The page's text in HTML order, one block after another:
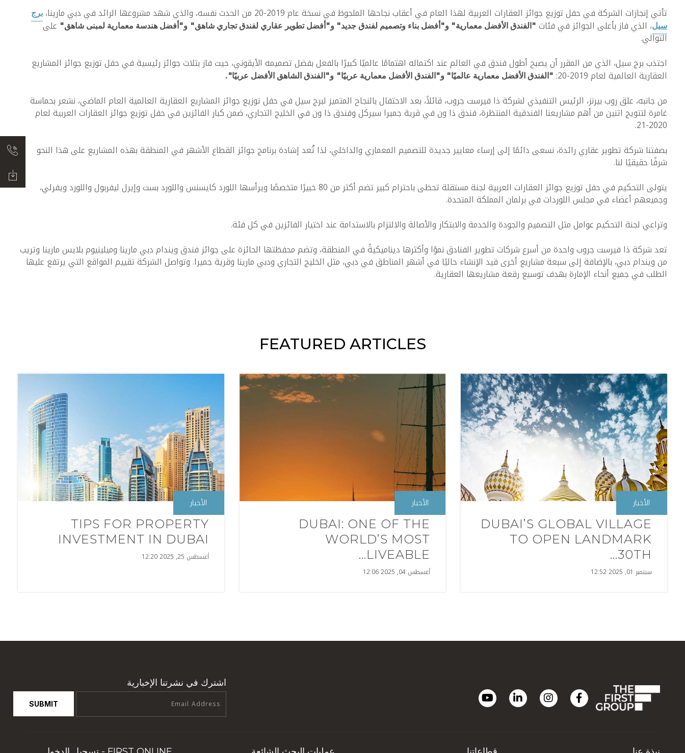
تأتي إنجازات الشركة في حفل توزيع جوائز العقارات العربية لهذا العام في أعقاب نجاحها الملحوظ في نسخة عام 2019-20 من الحدث نفسه، والذي شهد مشروعها الرائد في دبي مارينا،
برج
سيل، الذي فاز بأعلى الجوائز في فئات "الفندق الأفضل معمارية" و"أفضل بناء وتصميم لفندق جديد" و"أفضل تطوير عقاري لفندق تجاري شاهق" و"أفضل هندسة معمارية لمبنى شاهق" على
التوالي.
اجتذب برج سيل، الذي من المقرر أن يصبح أطول فندق في العالم عند اكتماله اهتمامًا عالميًا كبيرًا بالفعل بفضل تصميمه الأيقوني، حيث فاز بثلاث جوائز رئيسية في حفل توزيع جوائز المشاريع
العقارية العالمية لعام 2019-20:
"الفندق الأفضل معمارية عالميًا" و"الفندق الأفضل معمارية عربيًا" و"الفندق الشاهق الأفضل عربيًا".
من جانبه، علق روب بيرنز، الرئيس التنفيذي لشركة ذا فيرست جروب، قائلاً، بعد الاحتفال بالنجاح المتميز لبرج سيل في حفل توزيع جوائز المشاريع العقارية العالمية العام الماضي، نشعر بحماسة
غامرة لتتويج اثنين من أهم مشاريعنا الفندقية المنتظرة، فندق ذا ون في قرية جميرا سيركل وفندق ذا ون في الخليج التجاري، ضمن كبار الفائزين في حفل توزيع جوائز العقارات العربية لعام
2020-21.
بصفتنا شركة تطوير عقاري رائدة، نسعى دائمًا إلى إرساء معايير جديدة للتصميم المعماري والداخلي، لذا تُعد إشادة برنامج جوائز القطاع الأشهر في المنطقة بهذه المشاريع على هذا النحو
شرفًا حقيقيًا لنا.
يتولى التحكيم في حفل توزيع جوائز العقارات العربية لجنة مستقلة تحظى باحترام كبير تضم أكثر من 80 خبيرًا متخصصًا ويرأسها اللورد كايسنس واللورد بست وإيرل ليفربول واللورد ويفرلي،
وجميعهم أعضاء في مجلس اللوردات في برلمان المملكة المتحدة.
وتراعي لجنة التحكيم عوامل مثل التصميم والجودة والخدمة والابتكار والأصالة والالتزام بالاستدامة عند اختيار الفائزين في كل فئة.
تعد شركة ذا فيرست جروب واحدة من أسرع شركات تطوير الفنادق نموًا وأكثرها ديناميكيةً في المنطقة، وتضم محفظتها الحائزة على جوائز فندق ويندام دبي مارينا وميلينيوم بلايس مارينا وتريب
من ويندام دبي، بالإضافة إلى سبعة مشاريع أخرى قيد الإنشاء حاليًا في أشهر المناطق في دبي، مثل الخليج التجاري ودبي مارينا وقرية جميرا. وتواصل الشركة تقييم المواقع التي يرتفع عليها
الطلب في جميع أنحاء الإمارة بهدف توسيع رقعة مشاريعها العقارية.
FEATURED ARTICLES
الأخبار
DUBAI’S GLOBAL VILLAGE
TO OPEN LANDMARK
30TH...
سبتمبر 01, 2025 12:52
الأخبار
DUBAI: ONE OF THE
WORLD’S MOST
LIVEABLE...
أغسطس 04, 2025 12:06
الأخبار
TIPS FOR PROPERTY
INVESTMENT IN DUBAI
أغسطس 25, 2025 12:20
اشترك في نشرتنا الإخبارية
SUBMIT